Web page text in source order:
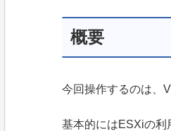
概要
今回操作するのは、
基本的にはESXiの利